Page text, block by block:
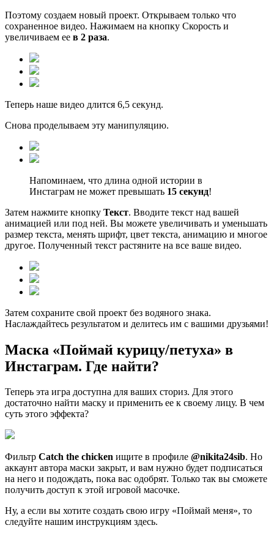
Поэтому создаем новый проект. Открываем только что
сохраненное видео. Нажимаем на кнопку Скорость и
увеличиваем ее в 2 раза.
Теперь наше видео длится 6,5 секунд.
Снова проделываем эту манипуляцию.
Напоминаем, что длина одной истории в
Инстаграм не может превышать 15 секунд!
Затем нажмите кнопку Текст. Вводите текст над вашей
анимацией или под ней. Вы можете увеличивать и уменьшать
размер текста, менять шрифт, цвет текста, анимацию и многое
другое. Полученный текст растяните на все ваше видео.
Затем сохраните свой проект без водяного знака.
Наслаждайтесь результатом и делитесь им с вашими друзьями!
Маска «Поймай курицу/петуха» в
Инстаграм. Где найти?
Теперь эта игра доступна для ваших сториз. Для этого
достаточно найти маску и применить ее к своему лицу. В чем
суть этого эффекта?
Фильтр Catch the chicken ищите в профиле @nikita24sib. Но
аккаунт автора маски закрыт, и вам нужно будет подписаться
на него и подождать, пока вас одобрят. Только так вы сможете
получить доступ к этой игровой масочке.
Ну, а если вы хотите создать свою игру «Поймай меня», то
следуйте нашим инструкциям здесь.